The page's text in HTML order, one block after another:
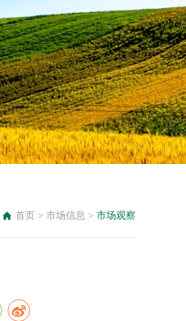
首页 > 市场信息 > 市场观察